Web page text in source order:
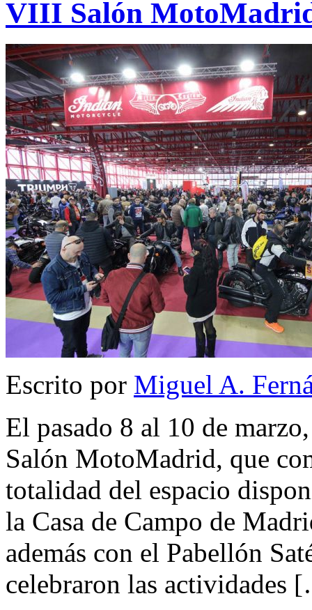
VIII Salón
Escrito por Miguel A.
El pasado 8 al 10 de
Salón MotoMadrid, que
totalidad del espacio
la Casa de Campo de
además con el Pabellón
celebraron las actividades